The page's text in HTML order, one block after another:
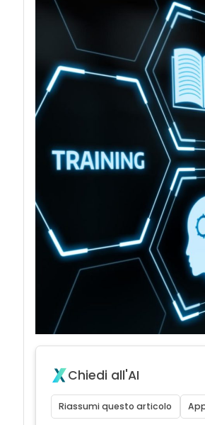
Chiedi all'AI
Riassumi questo articolo